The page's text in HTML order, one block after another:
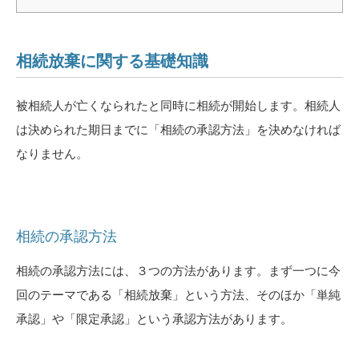
相続放棄に関する基礎知識
被相続人が亡くなられたと同時に相続が開始します。相続人
は決められた期日までに「相続の承認方法」を決めなければ
なりません。
相続の承認方法
相続の承認方法には、３つの方法があります。まず一つに今
回のテーマである「相続放棄」という方法、そのほか「単純
承認」や「限定承認」という承認方法があります。